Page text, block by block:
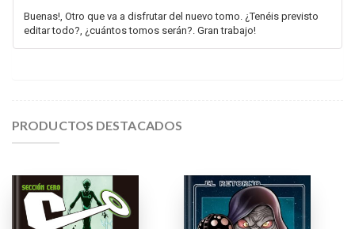
de 5
Buenas!, Otro que va a disfrutar del nuevo tomo. ¿Tenéis previsto
editar todo?, ¿cuántos tomos serán?. Gran trabajo!
PRODUCTOS DESTACADOS